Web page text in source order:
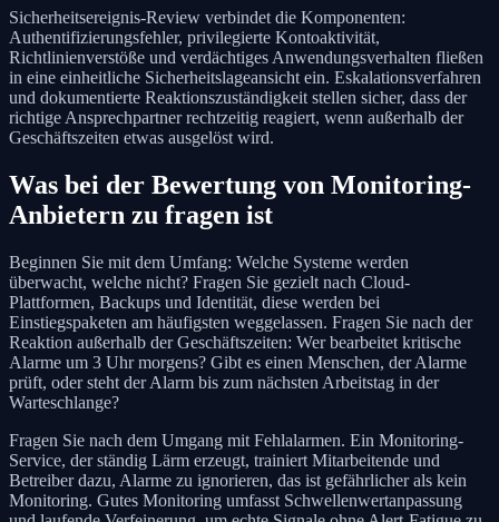
Sicherheitsereignis-Review verbindet die Komponenten:
Authentifizierungsfehler, privilegierte Kontoaktivität,
Richtlinienverstöße und verdächtiges Anwendungsverhalten fließen
in eine einheitliche Sicherheitslageansicht ein. Eskalationsverfahren
und dokumentierte Reaktionszuständigkeit stellen sicher, dass der
richtige Ansprechpartner rechtzeitig reagiert, wenn außerhalb der
Geschäftszeiten etwas ausgelöst wird.
Was bei der Bewertung von Monitoring-
Anbietern zu fragen ist
Beginnen Sie mit dem Umfang: Welche Systeme werden
überwacht, welche nicht? Fragen Sie gezielt nach Cloud-
Plattformen, Backups und Identität, diese werden bei
Einstiegspaketen am häufigsten weggelassen. Fragen Sie nach der
Reaktion außerhalb der Geschäftszeiten: Wer bearbeitet kritische
Alarme um 3 Uhr morgens? Gibt es einen Menschen, der Alarme
prüft, oder steht der Alarm bis zum nächsten Arbeitstag in der
Warteschlange?
Fragen Sie nach dem Umgang mit Fehlalarmen. Ein Monitoring-
Service, der ständig Lärm erzeugt, trainiert Mitarbeitende und
Betreiber dazu, Alarme zu ignorieren, das ist gefährlicher als kein
Monitoring. Gutes Monitoring umfasst Schwellenwertanpassung